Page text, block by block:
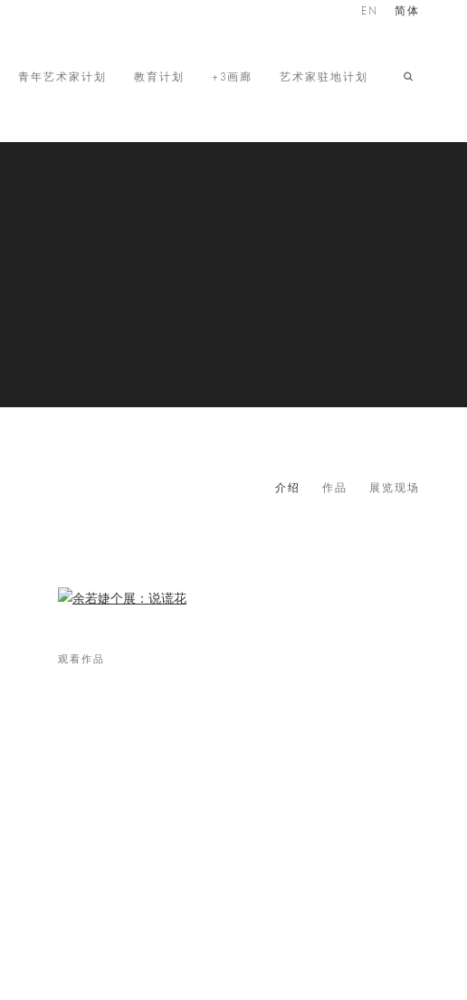
青年艺术家计划 教育计划 +3画廊 艺术家驻地计划
EN 简体
介绍 作品 展览现场
观看作品